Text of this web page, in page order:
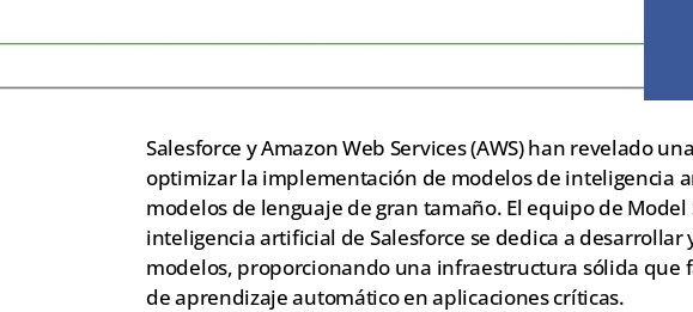
Salesforce y Amazon Web Services (AWS) han revelado
optimizar la implementación de modelos de inteligencia
modelos de lenguaje de gran tamaño. El equipo de
inteligencia artificial de Salesforce se dedica a desarrollar
modelos, proporcionando una infraestructura sólida que
de aprendizaje automático en aplicaciones críticas.